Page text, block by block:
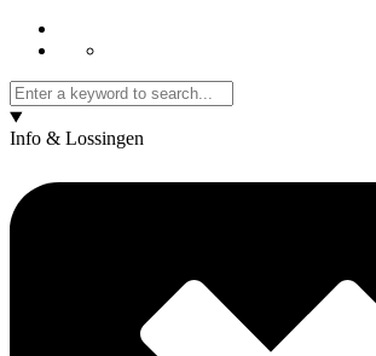
Info & Lossingen